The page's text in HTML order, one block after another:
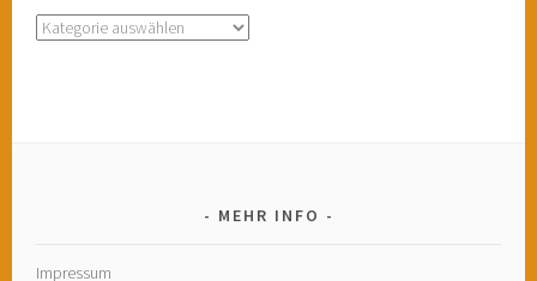
Kategorien
MEHR INFO
Impressum